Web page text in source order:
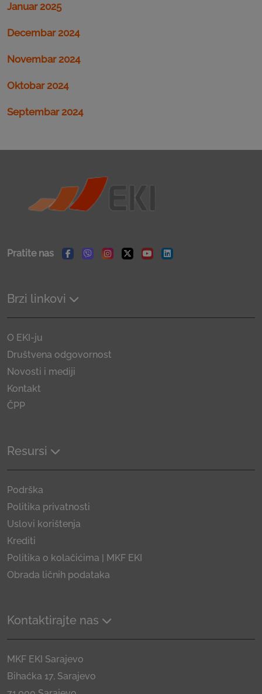
Januar 2025
Decembar 2024
Novembar 2024
Oktobar 2024
Septembar 2024
Pratite nas
Facebook
ViberInstagram
TwitterYoutubeLinkedin
Brzi linkovi
O EKI-ju
Društvena odgovornost
Novosti i mediji
Kontakt
ČPP
Resursi
Podrška
Politika privatnosti
Uslovi korištenja
Krediti
Politika o kolačićima | MKF EKI
Obrada ličnih podataka
Kontaktirajte nas
MKF EKI Sarajevo
Bihaćka 17, Sarajevo